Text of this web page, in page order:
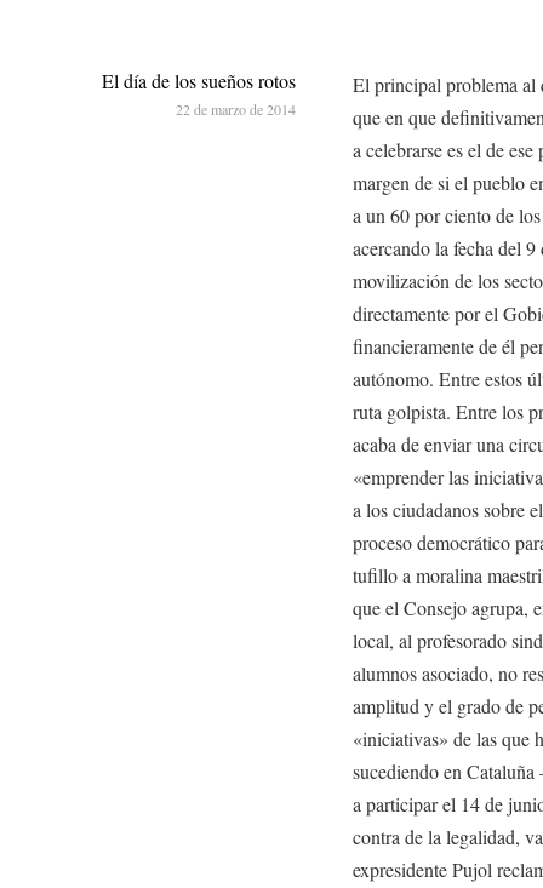
El principal problema al
que en que
a celebrarse es el de
margen de si el pueblo
a un 60 por ciento de
acercando la fecha del
movilización de los
directamente por el
financieramente de él
autónomo. Entre estos
ruta golpista. Entre los
acaba de enviar una
«emprender las
a los ciudadanos sobre
proceso democrático
tufillo a moralina
que el Consejo agrupa,
local, al profesorado
alumnos asociado, no
amplitud y el grado de
«iniciativas» de las que
sucediendo en
a participar el 14 de
contra de la legalidad,
expresidente Pujol
El día de los sueños rotos
22 de marzo de 2014